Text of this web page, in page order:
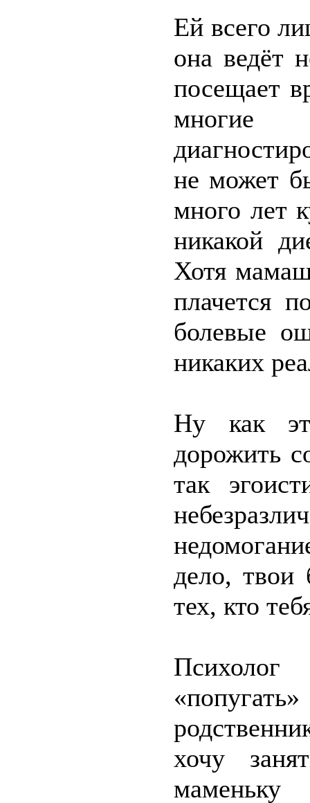
Ей всего
она ведёт
посещает
многие
не может
много лет
никакой
Хотя
плачется
болевые
никаких
Ну как
дорожить
так
дело, твои
тех, кто
хочу